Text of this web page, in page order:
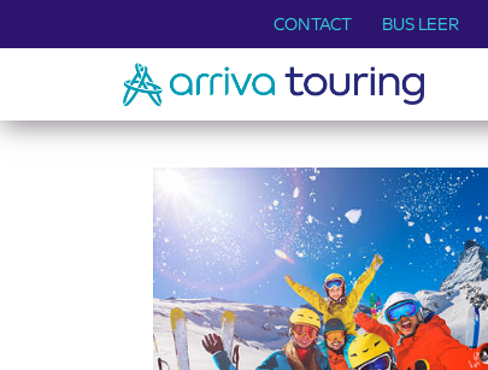
CONTACT BUS LEER